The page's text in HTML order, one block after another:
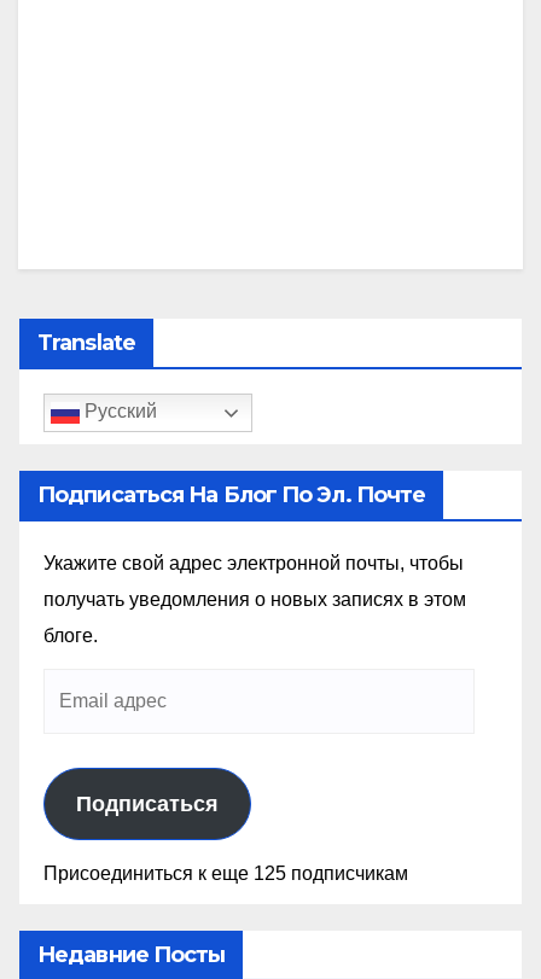
Translate
Русский
Подписаться На Блог По Эл. Почте
Укажите свой адрес электронной почты, чтобы
получать уведомления о новых записях в этом
блоге.
Подписаться
Присоединиться к еще 125 подписчикам
Недавние Посты